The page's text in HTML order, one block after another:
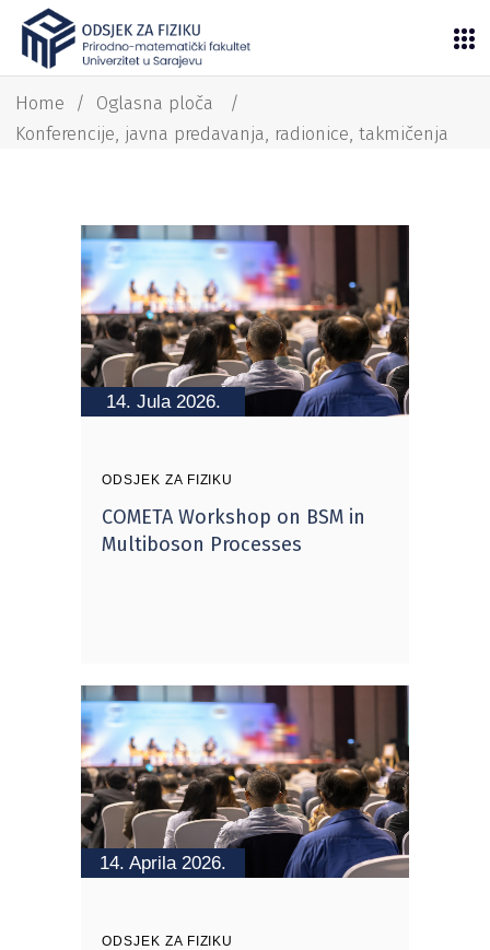
Home / Oglasna ploča
/
Konferencije, javna predavanja, radionice, takmičenja
14. Jula 2026.
ODSJEK ZA FIZIKU
COMETA Workshop on BSM in
Multiboson Processes
14. Aprila 2026.
ODSJEK ZA FIZIKU